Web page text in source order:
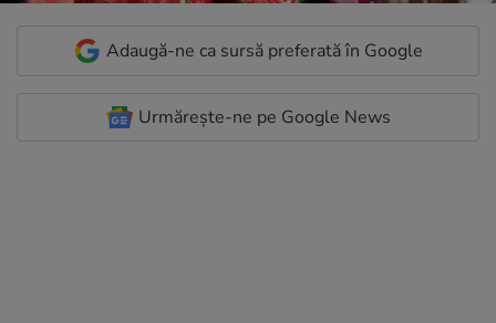
Adaugă-ne ca sursă preferată în Google
Urmărește-ne pe Google News